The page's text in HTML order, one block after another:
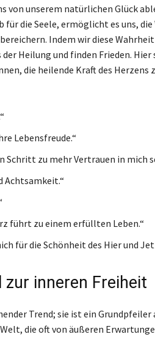
von unserem natürlichen Glück
die Seele, ermöglicht es uns, die
Indem wir diese Wahrheit
Heilung und finden Frieden. Hier
die heilende Kraft des Herzens
Lebensfreude.“
Schritt zu mehr Vertrauen in mich
Achtsamkeit.“
führt zu einem erfüllten Leben.“
für die Schönheit des Hier und
zur inneren Freiheit
Trend; sie ist ein Grundpfeiler
die oft von äußeren